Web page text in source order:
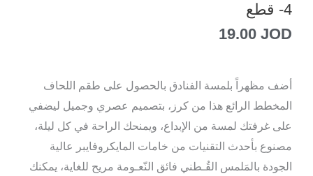
4- قطع
19.00 JOD
أضف مظهراً بلمسة الفنادق بالحصول على طقم اللحاف
المخطط الرائع هذا من كرز، بتصميم عصري وجميل ليضفي
على غرفتك لمسة من الإبداع، ويمنحك الراحة في كل ليلة،
مصنوع بأحدث التقنيات من خامات المايكروفايبر عالية
الجودة بالمَلمس القُـطني فائق النّعـومة مريح للغاية، يمكنك